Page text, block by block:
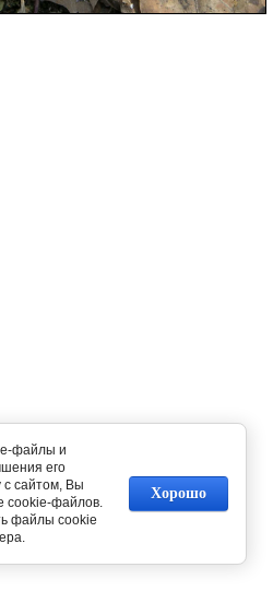
файлы и
его
сайтом, Вы
cookie-файлов.
файлы cookie
Хорошо